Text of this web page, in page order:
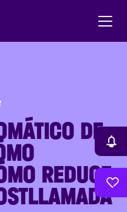
DE
REDUCE